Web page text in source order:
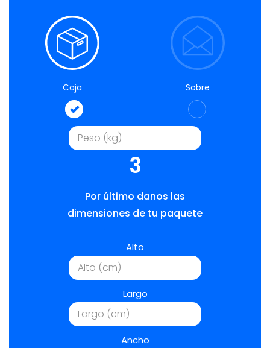
Caja Sobre
3
Por último danos las
dimensiones de tu paquete
Alto
Largo
Ancho